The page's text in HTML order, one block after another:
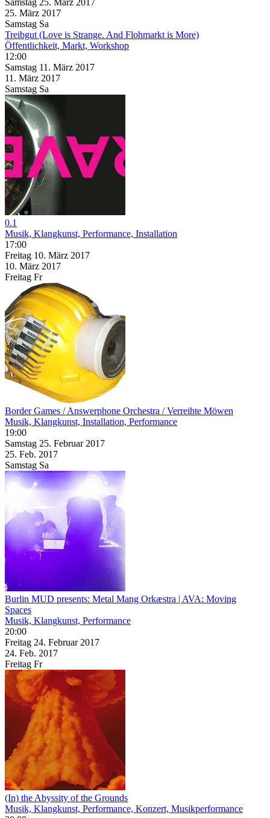
25. März 2017
Samstag Sa
Treibgut (Love is Strange. And Flohmarkt is More)
Öffentlichkeit, Markt, Workshop
12:00
Samstag 11. März 2017
11. März 2017
Samstag Sa
0.1
Musik, Klangkunst, Performance, Installation
17:00
Freitag 10. März 2017
10. März 2017
Freitag Fr
Border Games / Answerphone Orchestra / Verreihte Möwen
Musik, Klangkunst, Installation, Performance
19:00
Samstag 25. Februar 2017
25. Feb. 2017
Samstag Sa
Burlin MUD presents: Metal Mang Orkæstra | AVA: Moving
Spaces
Musik, Klangkunst, Performance
20:00
Freitag 24. Februar 2017
24. Feb. 2017
Freitag Fr
(In) the Abyssity of the Grounds
Musik, Klangkunst, Performance, Konzert, Musikperformance